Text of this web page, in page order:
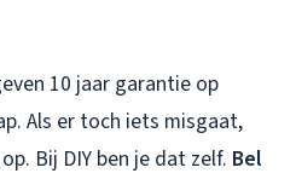
10 jaar garantie op
Als er toch iets misgaat,
Bij DIY ben je dat zelf. Bel